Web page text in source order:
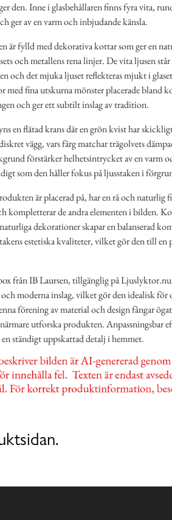
den. Inne i glasbehållaren finns fyra vita,
ger av en varm och inbjudande känsla.
är fylld med dekorativa kottar som ger en
och metallens rena linjer. De vita ljusen
och det mjuka ljuset reflekteras mjukt i
med fina utskurna mönster placerade bland
och ger ett subtilt inslag av tradition.
en flätad krans där en grön kvist har
vägg, vars färg matchar trägolvets
förstärker helhetsintrycket av en varm
som den håller fokus på ljusstaken i
är placerad på, har en rå och naturlig
kompletterar de andra elementen i bilden.
dekorationer skapar en balanserad
estetiska kvaliteter, vilket gör den till en
från IB Laursen, tillgänglig på
moderna inslag, vilket gör den idealisk för
förening av material och design fångar
utforska produkten. Anpassningsbar
en ständigt uppskattad detalj i hemmet.